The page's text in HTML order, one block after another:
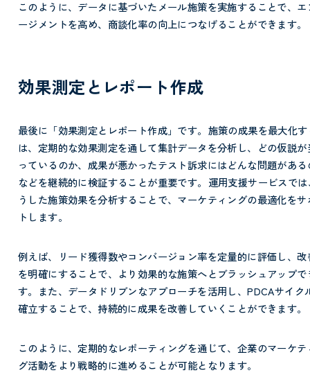
このように、データに基づいたメール施策を実施することで、エ
ージメントを高め、商談化率の向上につなげることができます。
効果測定とレポート作成
最後に「効果測定とレポート作成」です。 施策の成果を最大化
は、定期的な効果測定を通して集計データを分析し、どの仮説が
っているのか、成果が悪かったテスト訴求にはどんな問題がある
などを継続的に検証することが重要です。 運用支援サービスで
うした施策効果を分析することで、マーケティングの最適化をサ
トします。
例えば、リード獲得数やコンバージョン率を定量的に評価し、改
を明確にすることで、より効果的な施策へとブラッシュアップで
す。また、データドリブンなアプローチを活用し、PDCAサイク
確立することで、持続的に成果を改善していくことができます。
このように、定期的なレポーティングを通じて、企業のマーケテ
グ活動をより戦略的に進めることが可能となります。